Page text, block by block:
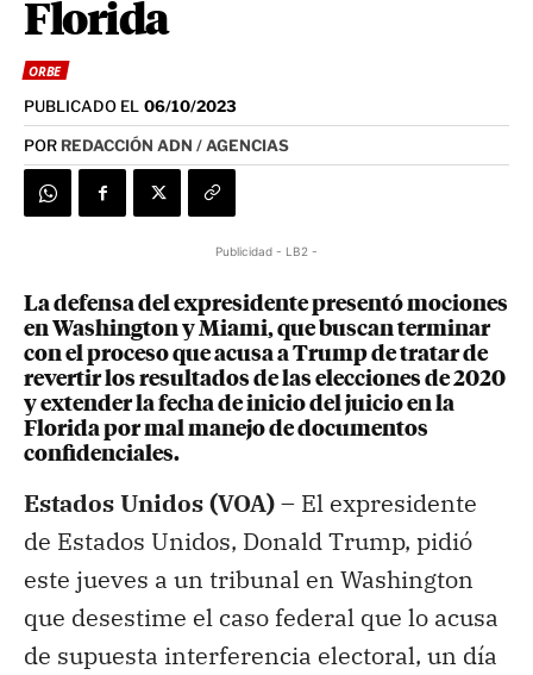
Florida
ORBE
PUBLICADO EL 06/10/2023
POR REDACCIÓN ADN / AGENCIAS
Publicidad - LB2 -
La defensa del expresidente presentó mociones
en Washington y Miami, que buscan terminar
con el proceso que acusa a Trump de tratar de
revertir los resultados de las elecciones de 2020
y extender la fecha de inicio del juicio en la
Florida por mal manejo de documentos
confidenciales.
Estados Unidos (VOA) – El expresidente
de Estados Unidos, Donald Trump, pidió
este jueves a un tribunal en Washington
que desestime el caso federal que lo acusa
de supuesta interferencia electoral, un día